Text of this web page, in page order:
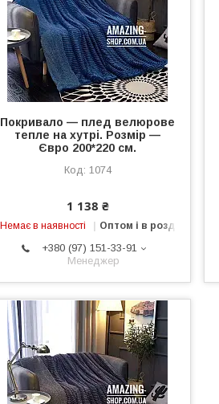
Покривало — плед велюрове
тепле на хутрі. Розмір —
Євро 200*220 см.
1074
1 138 ₴
Немає в наявності Оптом і в роздріб
+380 (97) 151-33-91
Менеджер